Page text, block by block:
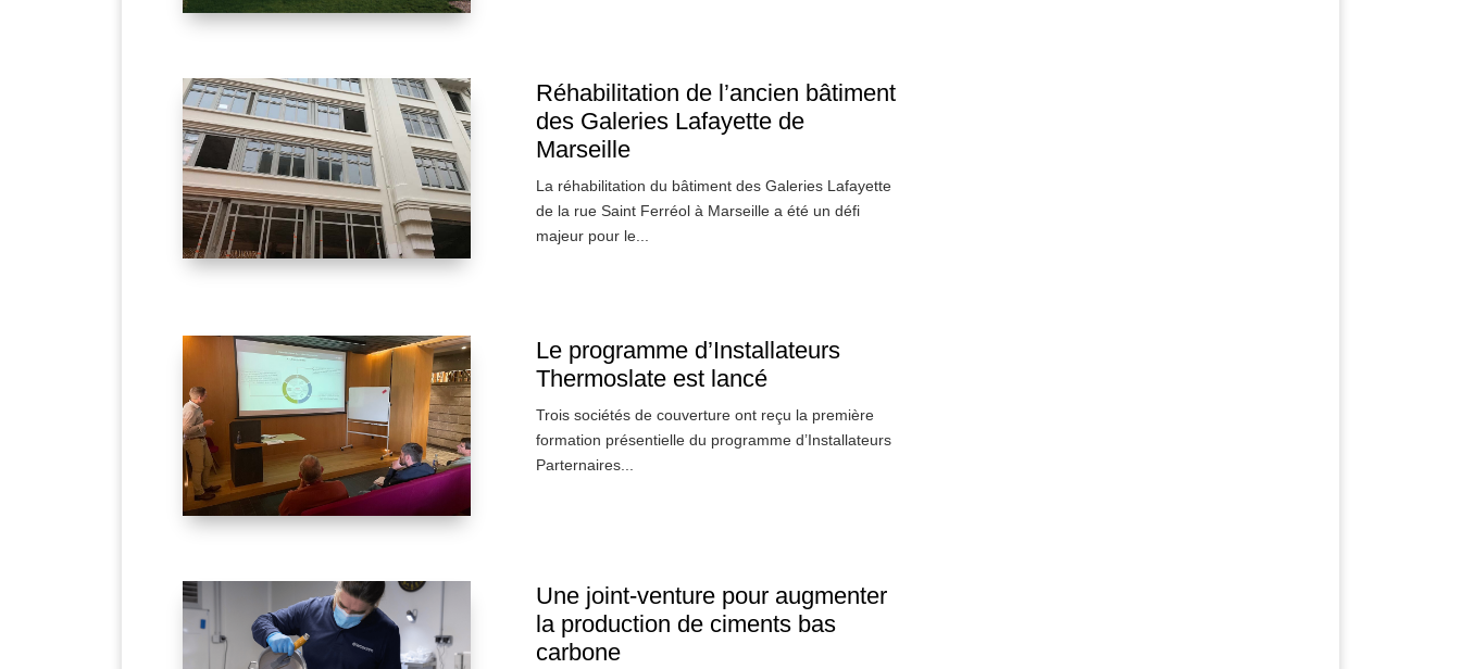
Réhabilitation de l’ancien bâtiment
des Galeries Lafayette de
Marseille
La réhabilitation du bâtiment des Galeries Lafayette
de la rue Saint Ferréol à Marseille a été un défi
majeur pour le...
Le programme d’Installateurs
Thermoslate est lancé
Trois sociétés de couverture ont reçu la première
formation présentielle du programme d’Installateurs
Parternaires...
Une joint-venture pour augmenter
la production de ciments bas
carbone